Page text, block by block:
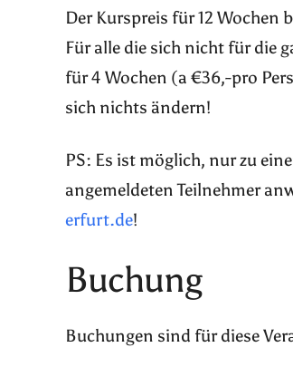
Der Kurspreis für 12 Wochen
Für alle die sich nicht für die
für 4 Wochen (a €36,-pro
sich nichts ändern!
PS: Es ist möglich, nur zu
angemeldeten Teilnehmer
erfurt.de!
Buchung
Buchungen sind für diese